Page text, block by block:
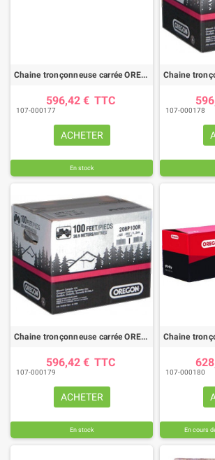
Chaine tronçonneuse carrée OREGON 72LPX /pas 3/8PRO / jauge .050"(1.3mm) - rouleau 100 pieds
596,42 € TTC
107-000177
ACHETER
En stock
107-000178
Chaine tronçonneuse carrée OREGON 75LPX /pas 3/8"PRO / jauge .063"(1.6mm) - rouleau 100 pieds
596,42 € TTC
107-000179
ACHETER
En stock
107-000180
En cours